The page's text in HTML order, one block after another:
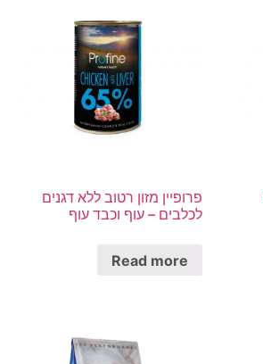
פרופיין מזון רטוב ללא דגנים
לכלבים – עוף וכבד עוף
Read more